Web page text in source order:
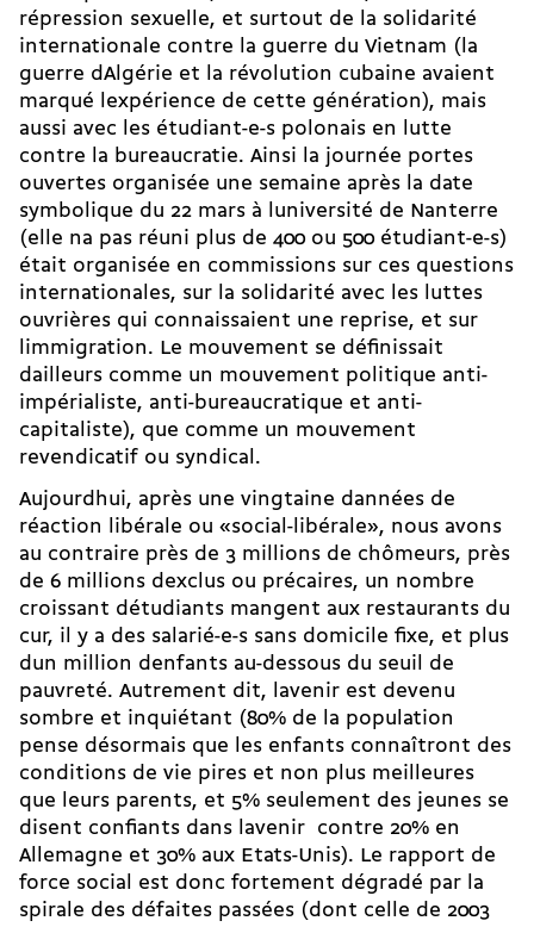
répression sexuelle, et surtout de la solidarité
internationale contre la guerre du Vietnam (la
guerre dAlgérie et la révolution cubaine avaient
marqué lexpérience de cette génération), mais
aussi avec les étudiant-e-s polonais en lutte
contre la bureaucratie. Ainsi la journée portes
ouvertes organisée une semaine après la date
symbolique du 22 mars à luniversité de Nanterre
(elle na pas réuni plus de 400 ou 500 étudiant-e-s)
était organisée en commissions sur ces questions
internationales, sur la solidarité avec les luttes
ouvrières qui connaissaient une reprise, et sur
limmigration. Le mouvement se définissait
dailleurs comme un mouvement politique anti-
impérialiste, anti-bureaucratique et anti-
capitaliste), que comme un mouvement
revendicatif ou syndical.
Aujourdhui, après une vingtaine dannées de
réaction libérale ou «social-libérale», nous avons
au contraire près de 3 millions de chômeurs, près
de 6 millions dexclus ou précaires, un nombre
croissant détudiants mangent aux restaurants du
cur, il y a des salarié-e-s sans domicile fixe, et plus
dun million denfants au-dessous du seuil de
pauvreté. Autrement dit, lavenir est devenu
sombre et inquiétant (80% de la population
pense désormais que les enfants connaîtront des
conditions de vie pires et non plus meilleures
que leurs parents, et 5% seulement des jeunes se
disent confiants dans lavenir  contre 20% en
Allemagne et 30% aux Etats-Unis). Le rapport de
force social est donc fortement dégradé par la
spirale des défaites passées (dont celle de 2003